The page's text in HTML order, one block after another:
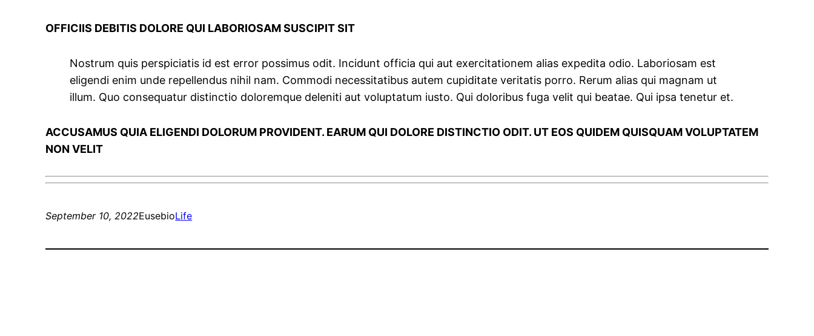
OFFICIIS DEBITIS DOLORE QUI LABORIOSAM SUSCIPIT SIT
Nostrum quis perspiciatis id est error possimus odit. Incidunt officia qui aut exercitationem alias expedita odio. Laboriosam est
eligendi enim unde repellendus nihil nam. Commodi necessitatibus autem cupiditate veritatis porro. Rerum alias qui magnam ut
illum. Quo consequatur distinctio doloremque deleniti aut voluptatum iusto. Qui doloribus fuga velit qui beatae. Qui ipsa tenetur et.
ACCUSAMUS QUIA ELIGENDI DOLORUM PROVIDENT. EARUM QUI DOLORE DISTINCTIO ODIT. UT EOS QUIDEM QUISQUAM VOLUPTATEM
NON VELIT
September 10, 2022EusebioLife